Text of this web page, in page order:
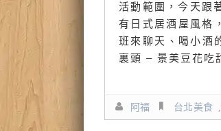
活動範圍，今天跟
有日式居酒屋風格
班來聊天、喝小酒
裏頭 – 景美豆花吃
阿福 台北美食